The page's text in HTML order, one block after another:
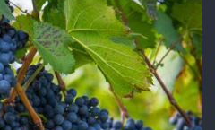
адрес*